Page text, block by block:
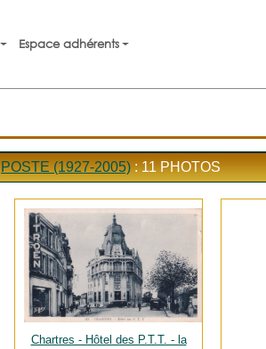
Espace adhérents
POSTE (1927-2005): 11 PHOTOS
Chartres - Hôtel des P.T.T. - la